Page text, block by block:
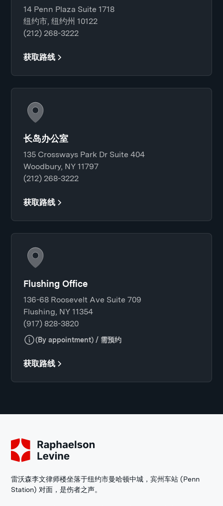
14 Penn Plaza Suite 1718
纽约市, 纽约州 10122
(212) 268-3222
获取路线
长岛办公室
135 Crossways Park Dr Suite 404
Woodbury, NY 11797
(212) 268-3222
获取路线
Flushing Office
136-68 Roosevelt Ave Suite 709
Flushing, NY 11354
(917) 828-3820
(By appointment) / 需预约
获取路线
雷沃森李文律师楼坐落于纽约市曼哈顿中城，宾州车站 (Penn
Station) 对面，是伤者之声。